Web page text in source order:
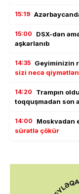
15:19
15:00
DSX-dən
aşkarlanıb
14:35 Geyiminizin
sizi necə
14:20
Trampın
toqquşmadan son
14:00 Moskvadan
sürətlə çökür